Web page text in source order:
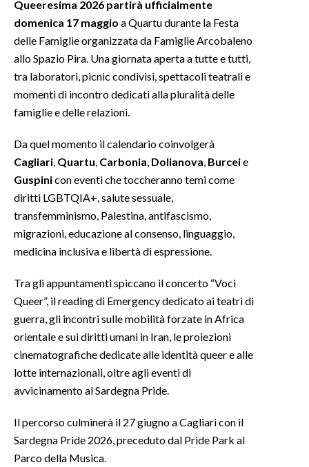
Queeresima 2026 partirà ufficialmente
domenica 17 maggio a Quartu durante la Festa
delle Famiglie organizzata da Famiglie Arcobaleno
allo Spazio Pira. Una giornata aperta a tutte e tutti,
tra laboratori, picnic condivisi, spettacoli teatrali e
momenti di incontro dedicati alla pluralità delle
famiglie e delle relazioni.
Da quel momento il calendario coinvolgerà
Cagliari Quartu Carbonia Dolianova Burceie
Guspinicon eventi che toccheranno temi come
diritti LGBTQIA+, salute sessuale,
transfemminismo, Palestina, antifascismo,
migrazioni, educazione al consenso, linguaggio,
medicina inclusiva e libertà di espressione.
Tra gli appuntamenti spiccano il concerto “Voci
Queer”, il reading di Emergency dedicato ai teatri di
guerra, gli incontri sulle mobilità forzate in Africa
orientale e sui diritti umani in Iran, le proiezioni
cinematografiche dedicate alle identità queer e alle
lotte internazionali, oltre agli eventi di
avvicinamento al Sardegna Pride.
Il percorso culminerà il 27 giugno a Cagliari con il
Sardegna Pride 2026, preceduto dal Pride Park al
Parco della Musica.